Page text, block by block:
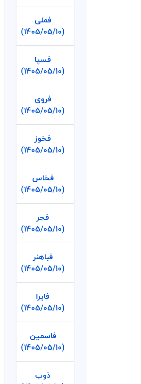
فملی
(1405/05/10)
فسپا
(1405/05/10)
فروی
(1405/05/10)
فخوز
(1405/05/10)
فخاس
(1405/05/10)
فجر
(1405/05/10)
فباهنر
(1405/05/10)
فایرا
(1405/05/10)
فاسمین
(1405/05/10)
ذوب